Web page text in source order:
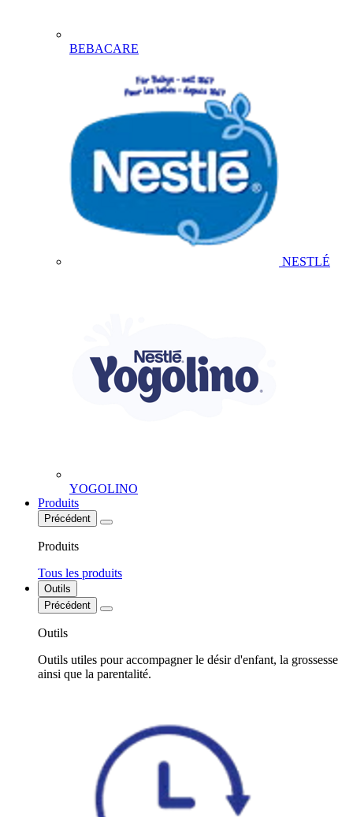
BEBACARE
NESTLÉ
YOGOLINO
Produits
Précédent
Produits
Tous les produits
Outils
Précédent
Outils
Outils utiles pour accompagner le désir d'enfant, la grossesse
ainsi que la parentalité.